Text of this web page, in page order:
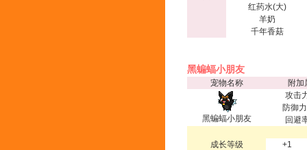
红药水(大)
羊奶
千年香菇
黑蝙蝠小朋友
宠物名称 附加
黑蝙蝠小朋友
攻击
防御
回避
成长等级
+1